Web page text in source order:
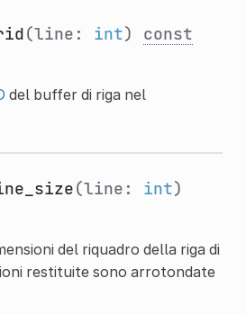
(line: int) const
del buffer di riga nel
(line: int)
del riquadro della riga di
restituite sono arrotondate